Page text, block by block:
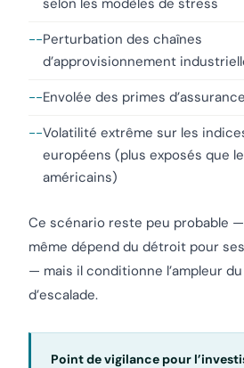
Perturbation des chaînes
d’approvisionnement
Envolée des primes
Volatilité extrême sur les
européens (plus exposés que
américains)
Ce scénario reste peu probable —
même dépend du détroit pour
— mais il conditionne l’ampleur
d’escalade.
Point de vigilance pour